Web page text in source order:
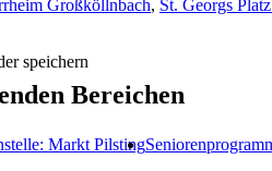
Großköllnbach, St. Georgs
speichern
Bereichen
Markt Pilsting